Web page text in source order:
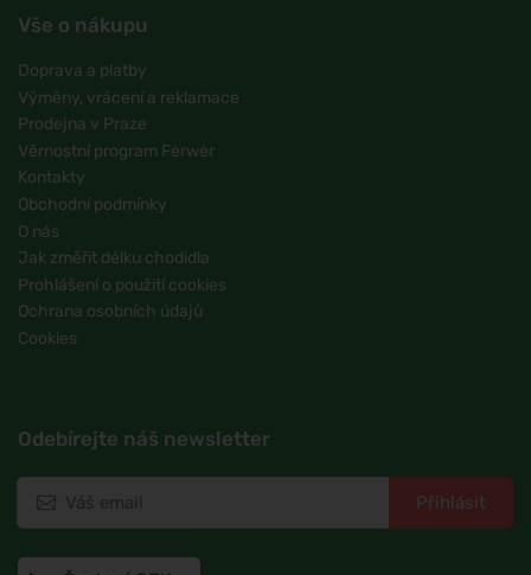
Vše o nákupu
Doprava a platby
Výměny, vrácení a reklamace
Prodejna v Praze
Věrnostní program Ferwer
Kontakty
Obchodní podmínky
O nás
Jak změřit délku chodidla
Prohlášení o použití cookies
Ochrana osobních údajů
Cookies
Odebírejte náš newsletter
Přihlásit